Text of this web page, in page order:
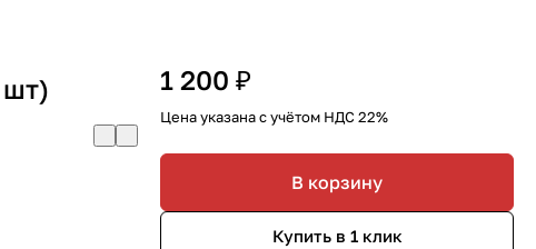
шт)
1 200 ₽
Цена указана с учётом НДС 22%
В корзину
Купить в 1 клик